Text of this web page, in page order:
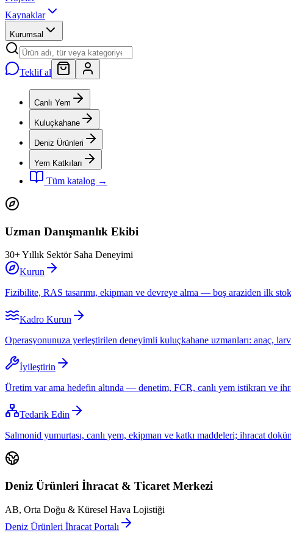
Kaynaklar
Kurumsal
Teklif al
Canlı Yem
Kuluçkahane
Deniz Ürünleri
Yem Katkıları
Tüm katalog →
Uzman Danışmanlık Ekibi
30+ Yıllık Sektör Saha Deneyimi
Kurun
Fizibilite, RAS tasarımı, ekipman ve devreye alma — boş araziden ilk
Kadro Kurun
Operasyonunuza yerleştirilen deneyimli kuluçkahane uzmanları: anaç,
İyileştirin
Üretim var ama hedefin altında — denetim, FCR, canlı yem istikrarı ve
Tedarik Edin
Salmonid yumurtası, canlı yem, ekipman ve katkı maddeleri; ihracat
Deniz Ürünleri İhracat & Ticaret Merkezi
AB, Orta Doğu & Küresel Hava Lojistiği
Deniz Ürünleri İhracat Portalı